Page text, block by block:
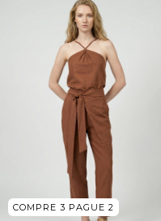
COMPRE 3 PAGUE 2